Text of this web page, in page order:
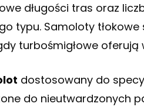
długości tras oraz
typu. Samoloty
turbośmigłowe oferują
dostosowany do
do nieutwardzonych